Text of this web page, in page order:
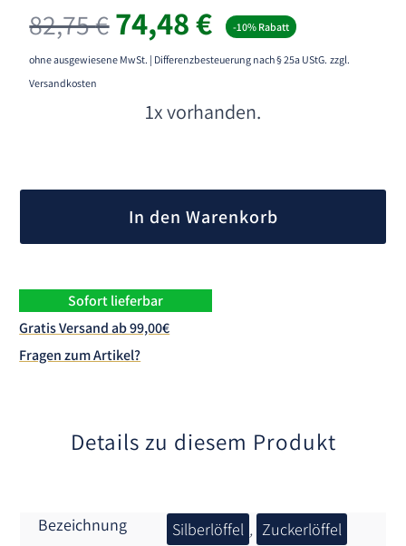
82,75€74,48€ -10% Rabatt
ohne ausgewiesene MwSt. | Differenzbesteuerung nach § 25a UStG. zzgl.
Versandkosten
1x vorhanden.
In den Warenkorb
Sofort lieferbar
Gratis Versand ab 99,00€
Fragen zum Artikel?
Details zu diesem Produkt
Bezeichnung Silberlöffel , Zuckerlöffel